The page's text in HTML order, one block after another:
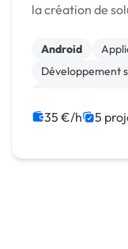
la création de
de
secteurs te...
Android
Développement
Jakarta EE
35 €/h 5